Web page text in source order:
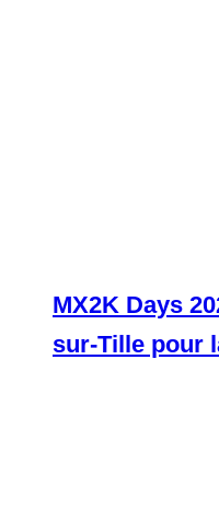
MX2K Days
sur-Tille pour